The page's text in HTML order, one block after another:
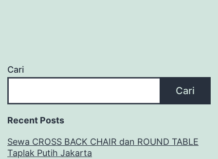
Cari
Cari
Recent Posts
Sewa CROSS BACK CHAIR dan ROUND TABLE
Taplak Putih Jakarta